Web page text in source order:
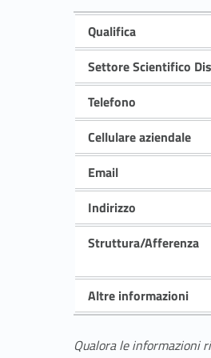
Qualifica
Settore Scientifico
Telefono
Cellulare aziendale
Email
Indirizzo
Struttura/Afferenza
Altre informazioni
Qualora le informazioni